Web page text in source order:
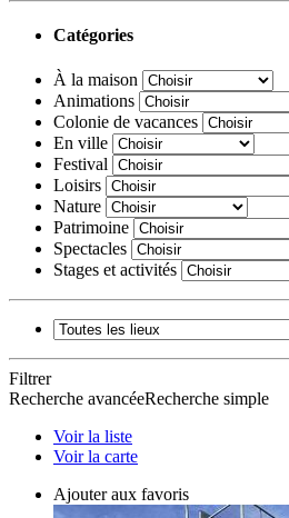
Catégories
À la maison
Animations
Colonie de vacances
En ville
Festival
Loisirs
Nature
Patrimoine
Spectacles
Stages et activités
Filtrer
Recherche avancéeRecherche simple
Voir la liste
Voir la carte
Ajouter aux favoris